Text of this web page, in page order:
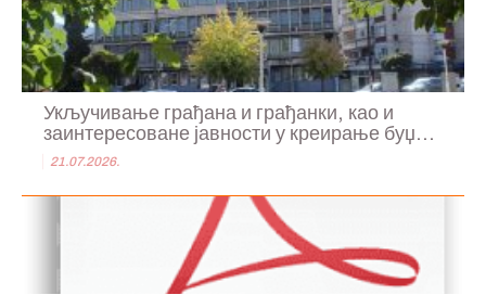
Укључивање грађана и грађанки, као и
заинтересоване јавности у креирање буџ...
21.07.2026.